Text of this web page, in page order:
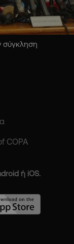
σύγκληση
COPA
ή iOS.